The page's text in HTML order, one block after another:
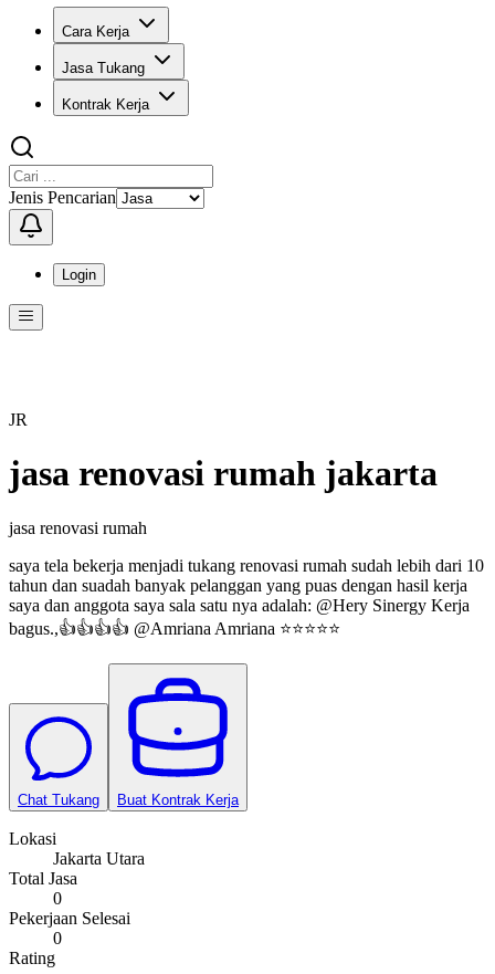
Cara Kerja
Jasa Tukang
Kontrak Kerja
Jenis Pencarian
Login
Menu ini berisi navigasi untuk mengakses fitur-fitur di KangPro
JR
jasa renovasi rumah jakarta
jasa renovasi rumah
saya tela bekerja menjadi tukang renovasi rumah sudah lebih dari 10
tahun dan suadah banyak pelanggan yang puas dengan hasil kerja
saya dan anggota saya sala satu nya adalah: @Hery Sinergy Kerja
bagus.,👍👍👍👍 @Amriana Amriana ⭐⭐⭐⭐⭐
Chat Tukang Buat Kontrak Kerja
Lokasi
Jakarta Utara
Total Jasa
0
Pekerjaan Selesai
0
Rating